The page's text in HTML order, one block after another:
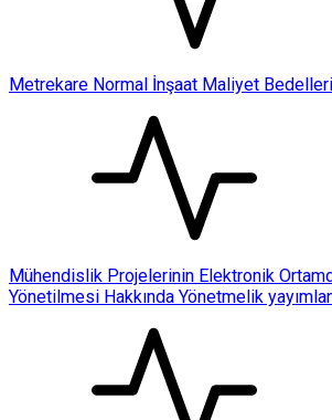
Metrekare Normal İnşaat Maliyet Bedelleri
Mühendislik Projelerinin Elektronik
Yönetilmesi Hakkında Yönetmelik